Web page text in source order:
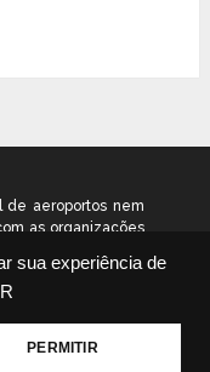
sua experiência de
PERMITIR
de aeroportos nem
as organizações
voltado ao
Todos os direitos